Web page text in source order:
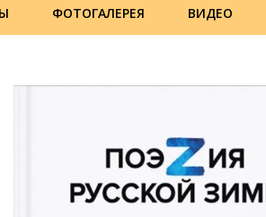
ФОТОГАЛЕРЕЯ ВИДЕО